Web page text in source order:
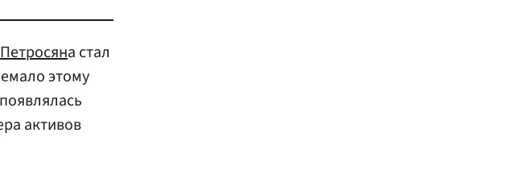
Петросяна стал
этому
активов